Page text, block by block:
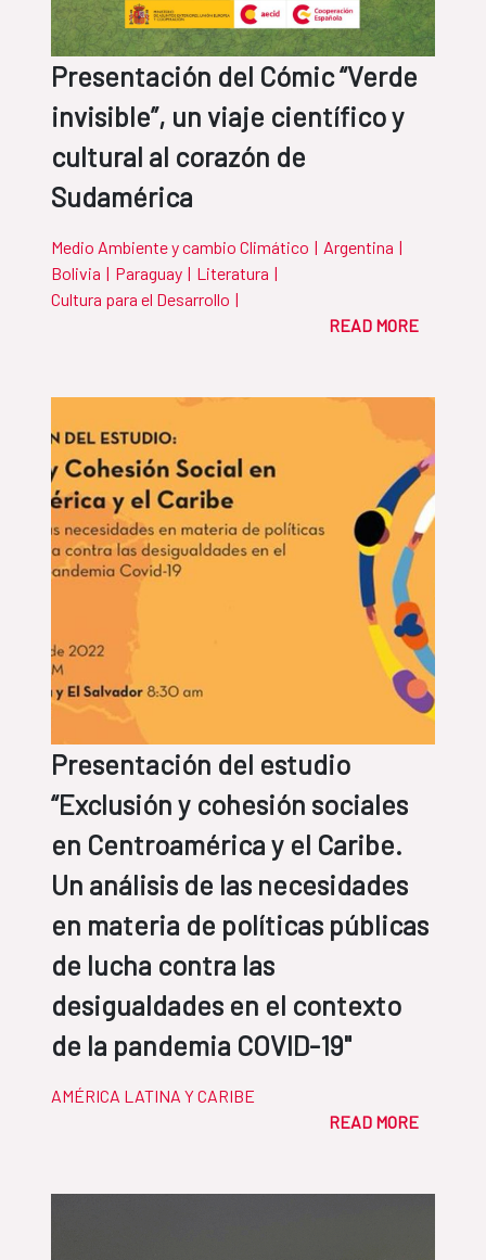
Presentación del Cómic “Verde
invisible”, un viaje científico y
cultural al corazón de
Sudamérica
Medio Ambiente y cambio Climático | Argentina |
Bolivia | Paraguay | Literatura |
Cultura para el Desarrollo |
READ MORE
Presentación del estudio
“Exclusión y cohesión sociales
en Centroamérica y el Caribe.
Un análisis de las necesidades
en materia de políticas públicas
de lucha contra las
desigualdades en el contexto
de la pandemia COVID-19"
AMÉRICA LATINA Y CARIBE
READ MORE